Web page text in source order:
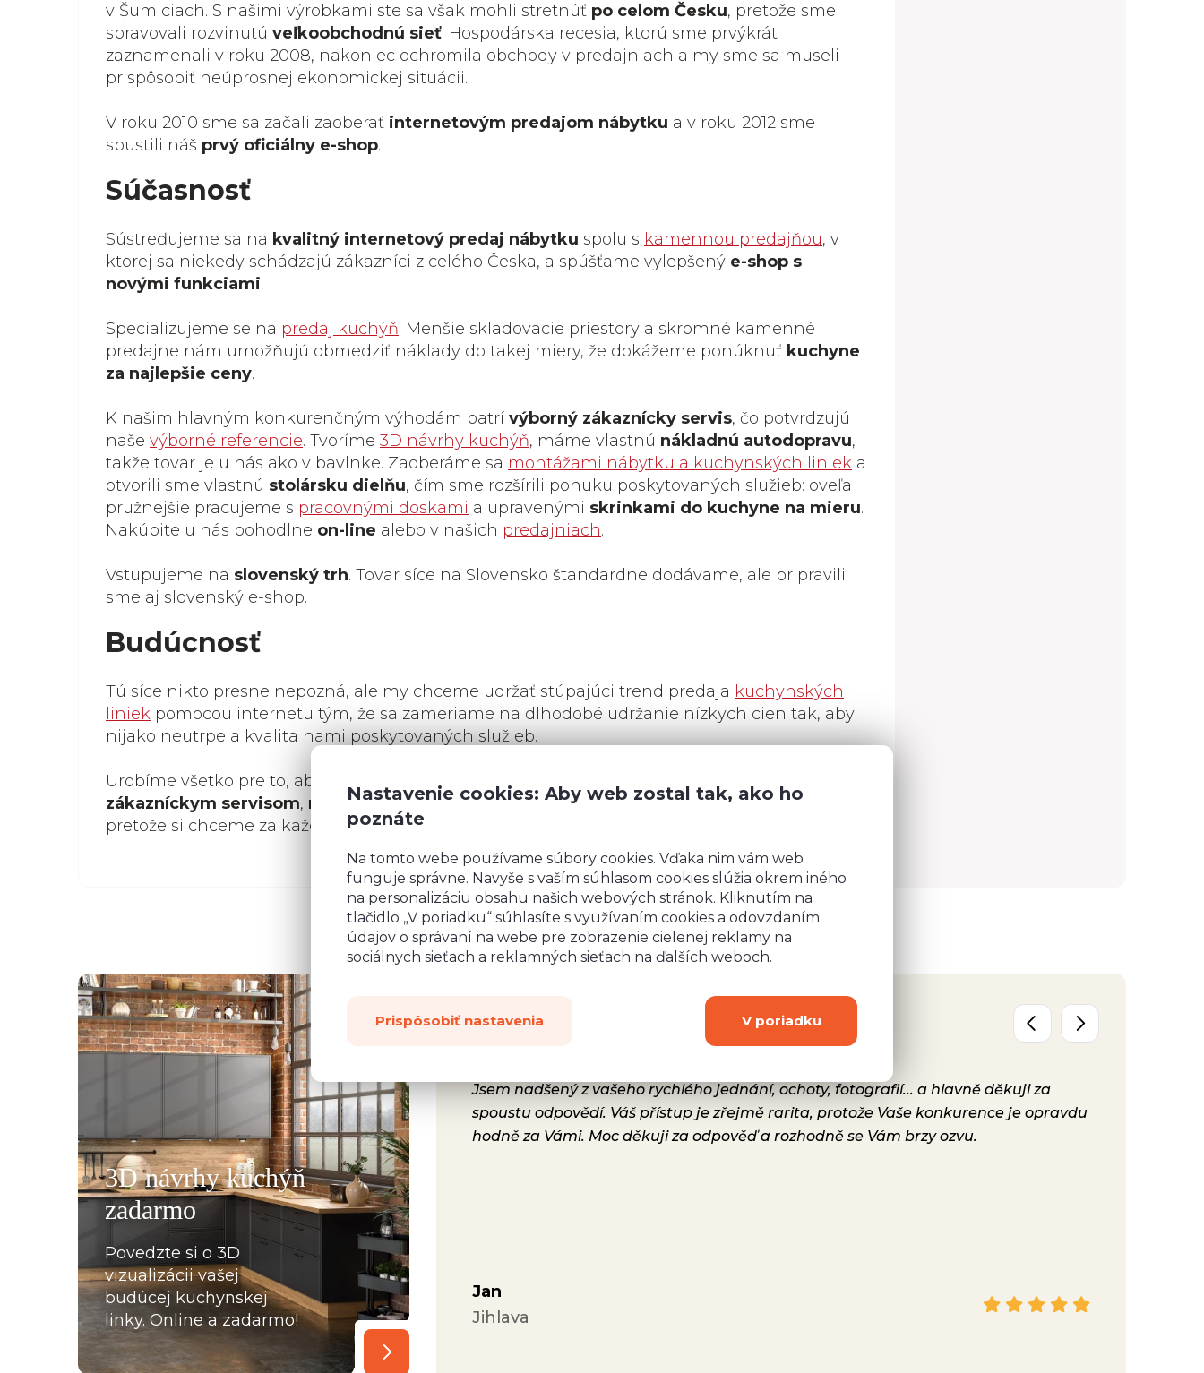
v Šumiciach. S našimi výrobkami ste sa však mohli stretnúť po celom Česku, pretože sme
spravovali rozvinutú veľkoobchodnú sieť. Hospodárska recesia, ktorú sme prvýkrát
zaznamenali v roku 2008, nakoniec ochromila obchody v predajniach a my sme sa museli
prispôsobiť neúprosnej ekonomickej situácii.
V roku 2010 sme sa začali zaoberať internetovým predajom nábytku a v roku 2012 sme
spustili náš prvý oficiálny e-shop.
Súčasnosť
Sústreďujeme sa na kvalitný internetový predaj nábytku spolu s kamennou predajňou, v
ktorej sa niekedy schádzajú zákazníci z celého Česka, a spúšťame vylepšený e-shop s
novými funkciami.
Specializujeme se na predaj kuchýň. Menšie skladovacie priestory a skromné kamenné
predajne nám umožňujú obmedziť náklady do takej miery, že dokážeme ponúknuť kuchyne
za najlepšie ceny.
K našim hlavným konkurenčným výhodám patrí výborný zákaznícky servis, čo potvrdzujú
naše výborné referencie. Tvoríme 3D návrhy kuchýň, máme vlastnú nákladnú autodopravu,
takže tovar je u nás ako v bavlnke. Zaoberáme sa montážami nábytku a kuchynských liniek a
otvorili sme vlastnú stolársku dielňu, čím sme rozšírili ponuku poskytovaných služieb: oveľa
pružnejšie pracujeme s pracovnými doskami a upravenými skrinkami do kuchyne na mieru.
Nakúpite u nás pohodlne on-line alebo v našich predajniach.
Vstupujeme na slovenský trh. Tovar síce na Slovensko štandardne dodávame, ale pripravili
sme aj slovenský e-shop.
Budúcnosť
Tú síce nikto presne nepozná, ale my chceme udržať stúpajúci trend predaja kuchynských
liniek pomocou internetu tým, že sa zameriame na dlhodobé udržanie nízkych cien tak, aby
nijako neutrpela kvalita nami poskytovaných služieb.
Urobíme všetko pre to, aby sme boli naďalej
internetovým obchodom s perfektným
zákazníckym servisom, nízkymi cenamiavysokou kvalitou poskytovaných služieb
pretože si chceme za každú cenu udržať vašu priazeň. Vážime si vašu dôveru.
3D návrhy kuchýň
zadarmo
Povedzte si o 3D
vizualizácii vašej
budúcej kuchynskej
linky. Online a zadarmo!
deseti. Kuchyň je krásná a kvalitní. Ochotný personál,
mi pomohla se vším a komunikovala ihned, bez prodlení.
které jsme postupně upravovaly, stejně tak mi poslala i
pracovních desek a korpusů skříní. Montéři u nás strávili
s každou překážkou, která na ně ať už ze strany
křivých zdí apod., vykoukla. Nakonec při předání
Jsem nadšený z vašeho rychlého jednání, ochoty, fotografií... a hlavně děkuji za
spoustu odpovědí. Váš přístup je zřejmě rarita, protože Vaše konkurence je opravdu
hodně za Vámi. Moc děkuji za odpověď a rozhodně se Vám brzy ozvu.
Jan
Jihlava
Nastavenie cookies: Aby web zostal tak, ako ho
poznáte
Na tomto webe používame súbory cookies. Vďaka nim vám web
funguje správne. Navyše s vaším súhlasom cookies slúžia okrem iného
na personalizáciu obsahu našich webových stránok. Kliknutím na
tlačidlo „V poriadku“ súhlasíte s využívaním cookies a odovzdaním
údajov o správaní na webe pre zobrazenie cielenej reklamy na
sociálnych sieťach a reklamných sieťach na ďalších weboch.
Prispôsobiť nastavenia V poriadku